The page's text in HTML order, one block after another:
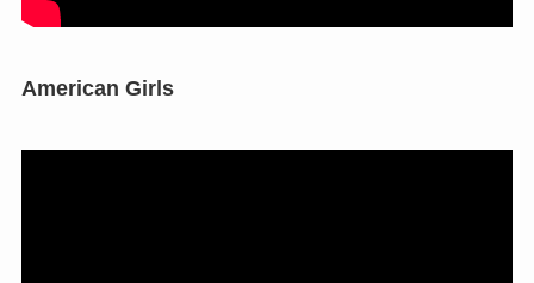
American Girls